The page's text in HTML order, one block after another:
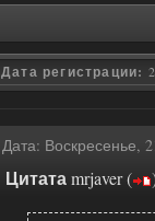
Дата регистрации:
Дата: Воскресенье,
Цитатаmrjaver(